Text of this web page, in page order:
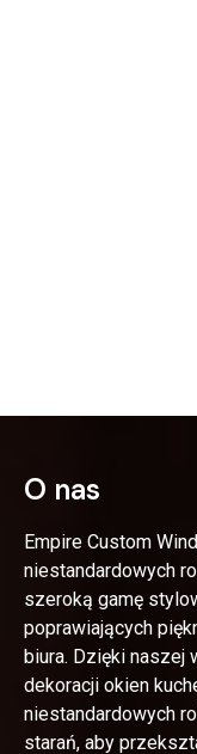
O nas
Empire Custom
niestandardowych
szeroką gamę
poprawiających
biura. Dzięki naszej
dekoracji okien
niestandardowych
starań, aby